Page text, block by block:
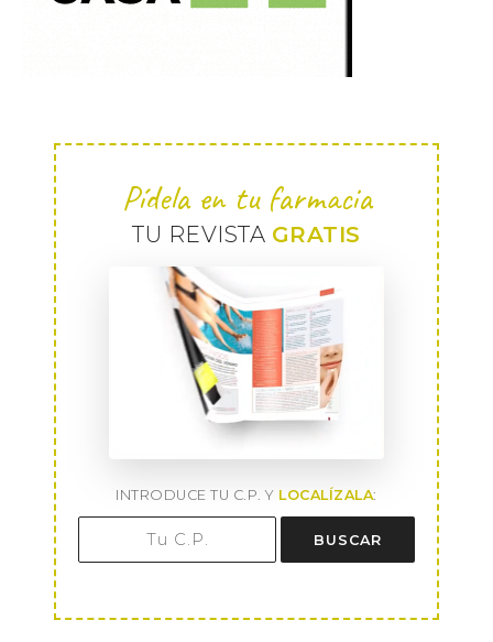
Pídela en tu farmacia
TU REVISTA GRATIS
INTRODUCE TU C.P. Y LOCALÍZALA:
BUSCAR